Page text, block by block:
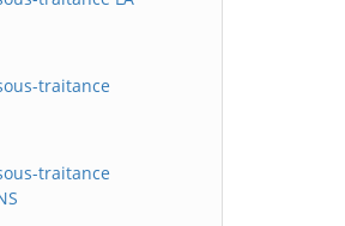
traitance
traitance